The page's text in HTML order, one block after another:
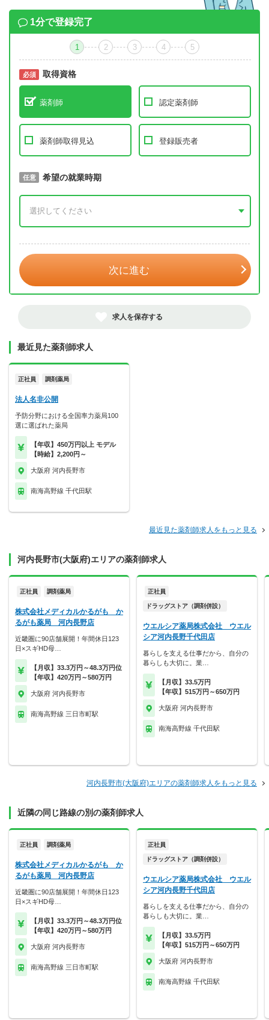
1分で登録完了
1 2 3 4 5
必須 取得資格
薬剤師 認定薬剤師
薬剤師取得見込 登録販売者
必須 取得予定年
任意 希望の就業時期
次に進む
求人を保存する
最近見た薬剤師求人
正社員 調剤薬局
法人名非公開
予防分野における全国率力薬局100
選に選ばれた薬局
【年収】450万円以上 モデル
【時給】2,200円～
大阪府 河内長野市
南海高野線 千代田駅
最近見た薬剤師求人をもっと見る
河内長野市(大阪府)エリアの薬剤師求人
正社員 調剤薬局
株式会社メディカルかるがも か
るがも薬局 河内長野店
近畿圏に90店舗展開！年間休日123
日×スギHD母…
【月収】33.3万円～48.3万円位
【年収】420万円～580万円
大阪府 河内長野市
南海高野線 三日市町駅
正社員
ドラッグストア（調剤併設）
ウエルシア薬局株式会社 ウエル
シア河内長野千代田店
暮らしを支える仕事だから、自分の
暮らしも大切に。業…
【月収】33.5万円
【年収】515万円～650万円
大阪府 河内長野市
南海高野線 千代田駅
河内長野市(大阪府)エリアの薬剤師求人をもっと見る
近隣の同じ路線の別の薬剤師求人
正社員 調剤薬局
株式会社メディカルかるがも か
るがも薬局 河内長野店
近畿圏に90店舗展開！年間休日123
日×スギHD母…
【月収】33.3万円～48.3万円位
【年収】420万円～580万円
大阪府 河内長野市
南海高野線 三日市町駅
正社員
ドラッグストア（調剤併設）
ウエルシア薬局株式会社 ウエル
シア河内長野千代田店
暮らしを支える仕事だから、自分の
暮らしも大切に。業…
【月収】33.5万円
【年収】515万円～650万円
大阪府 河内長野市
南海高野線 千代田駅